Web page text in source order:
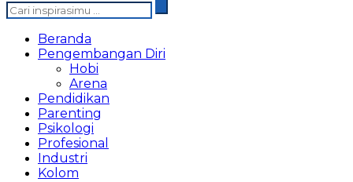
Beranda
Pengembangan Diri
Hobi
Arena
Pendidikan
Parenting
Psikologi
Profesional
Industri
Kolom